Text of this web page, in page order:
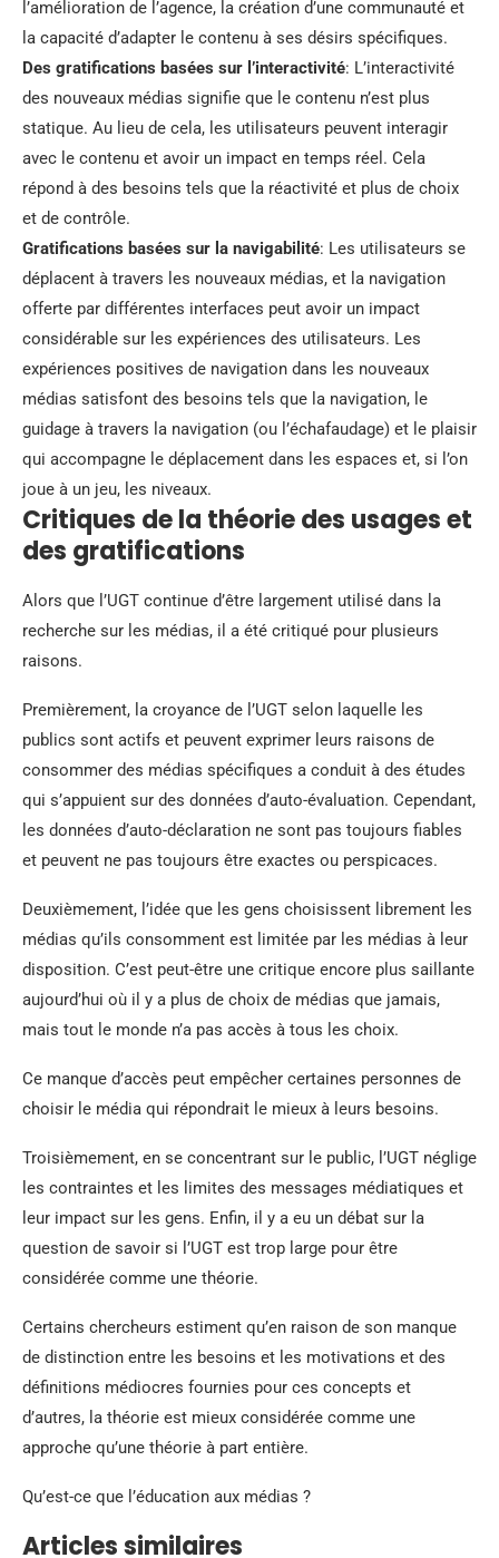
l’amélioration de l’agence, la création d’une communauté et
la capacité d’adapter le contenu à ses désirs spécifiques.
Des gratifications basées sur l’interactivité: L’interactivité
des nouveaux médias signifie que le contenu n’est plus
statique. Au lieu de cela, les utilisateurs peuvent interagir
avec le contenu et avoir un impact en temps réel. Cela
répond à des besoins tels que la réactivité et plus de choix
et de contrôle.
Gratifications basées sur la navigabilité: Les utilisateurs se
déplacent à travers les nouveaux médias, et la navigation
offerte par différentes interfaces peut avoir un impact
considérable sur les expériences des utilisateurs. Les
expériences positives de navigation dans les nouveaux
médias satisfont des besoins tels que la navigation, le
guidage à travers la navigation (ou l’échafaudage) et le plaisir
qui accompagne le déplacement dans les espaces et, si l’on
joue à un jeu, les niveaux.
Critiques de la théorie des usages et
des gratifications
Alors que l’UGT continue d’être largement utilisé dans la
recherche sur les médias, il a été critiqué pour plusieurs
raisons.
Premièrement, la croyance de l’UGT selon laquelle les
publics sont actifs et peuvent exprimer leurs raisons de
consommer des médias spécifiques a conduit à des études
qui s’appuient sur des données d’auto-évaluation. Cependant,
les données d’auto-déclaration ne sont pas toujours fiables
et peuvent ne pas toujours être exactes ou perspicaces.
Deuxièmement, l’idée que les gens choisissent librement les
médias qu’ils consomment est limitée par les médias à leur
disposition. C’est peut-être une critique encore plus saillante
aujourd’hui où il y a plus de choix de médias que jamais,
mais tout le monde n’a pas accès à tous les choix.
Ce manque d’accès peut empêcher certaines personnes de
choisir le média qui répondrait le mieux à leurs besoins.
Troisièmement, en se concentrant sur le public, l’UGT néglige
les contraintes et les limites des messages médiatiques et
leur impact sur les gens. Enfin, il y a eu un débat sur la
question de savoir si l’UGT est trop large pour être
considérée comme une théorie.
Certains chercheurs estiment qu’en raison de son manque
de distinction entre les besoins et les motivations et des
définitions médiocres fournies pour ces concepts et
d’autres, la théorie est mieux considérée comme une
approche qu’une théorie à part entière.
Qu’est-ce que l’éducation aux médias ?
Articles similaires